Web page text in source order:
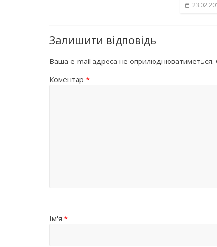
Залишити відповідь
Ваша e-mail адреса не оприлюднюватиметься.
Коментар *
Ім'я *